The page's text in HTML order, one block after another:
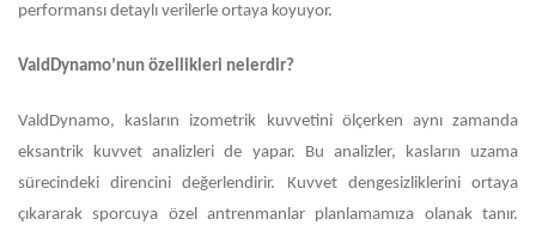
performansı detaylı verilerle ortaya koyuyor.
ValdDynamo’nun özellikleri nelerdir?
ValdDynamo, kasların izometrik kuvvetini ölçerken aynı zamanda
eksantrik kuvvet analizleri de yapar. Bu analizler, kasların uzama
sürecindeki direncini değerlendirir. Kuvvet dengesizliklerini ortaya
çıkararak sporcuya özel antrenmanlar planlamamıza olanak tanır.